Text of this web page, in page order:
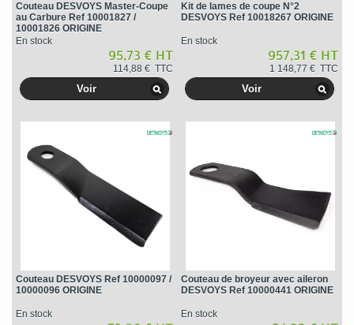
Couteau DESVOYS Master-Coupe
au Carbure Ref 10001827 /
10001826 ORIGINE
En stock
95,73 € HT
114,88 € TTC
Voir
Kit de lames de coupe N°2
DESVOYS Ref 10018267 ORIGINE
En stock
957,31 € HT
1 148,77 € TTC
Voir
Couteau DESVOYS Ref 10000097 /
10000096 ORIGINE
En stock
Couteau de broyeur avec aileron
DESVOYS Ref 10000441 ORIGINE
En stock